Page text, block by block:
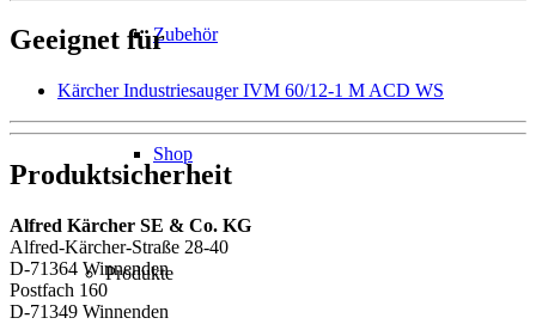
Zubehör
Shop
Produkte
Geeignet für
Kärcher Industriesauger IVM 60/12-1 M ACD WS
Produktsicherheit
Alfred Kärcher SE & Co. KG
Alfred-Kärcher-Straße 28-40
D-71364 Winnenden
Postfach 160
D-71349 Winnenden